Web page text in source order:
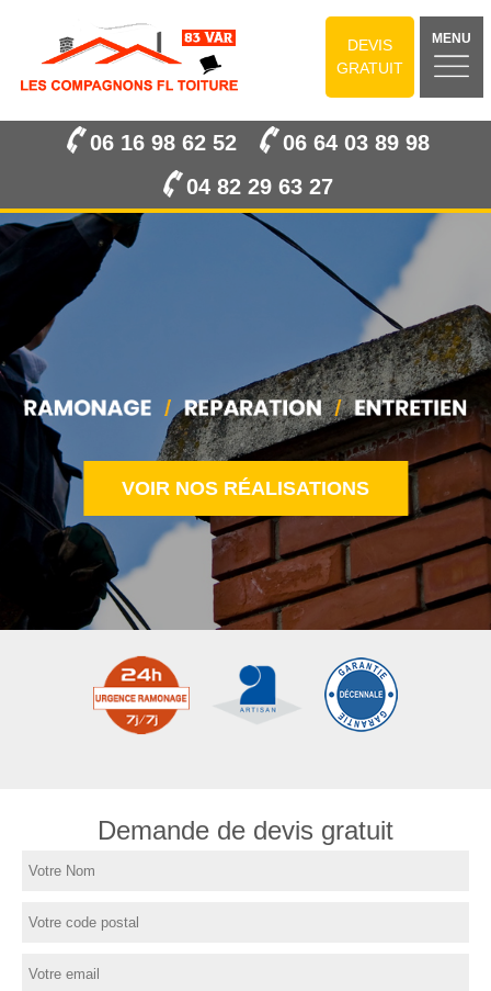
DEVIS
GRATUIT
MENU
06 16 98 62 52
06 64 03 89 98
04 82 29 63 27
VOIR NOS RÉALISATIONS
Demande de devis gratuit